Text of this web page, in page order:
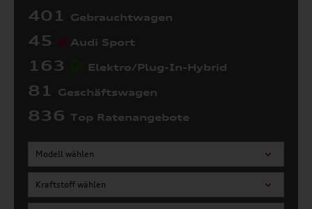
401 Gebrauchtwagen
45 Audi Sport
163 Elektro/Plug-In-Hybrid
81 Geschäftswagen
836 Top Ratenangebote
Modell wählen
Kraftstoff wählen